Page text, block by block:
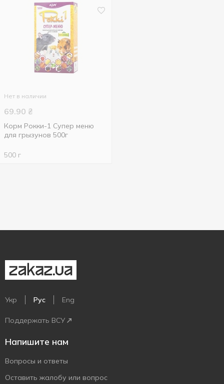
Нет в наличии
69.90 ₴
Корм Рокки-1 Супер меню
для грызунов 500г
500 г
Укр Рус Eng
Поддержать ВСУ
Напишите нам
Вопросы и ответы
Оставить жалобу или вопрос